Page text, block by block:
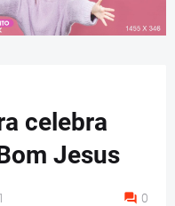
celebra
Jesus
0